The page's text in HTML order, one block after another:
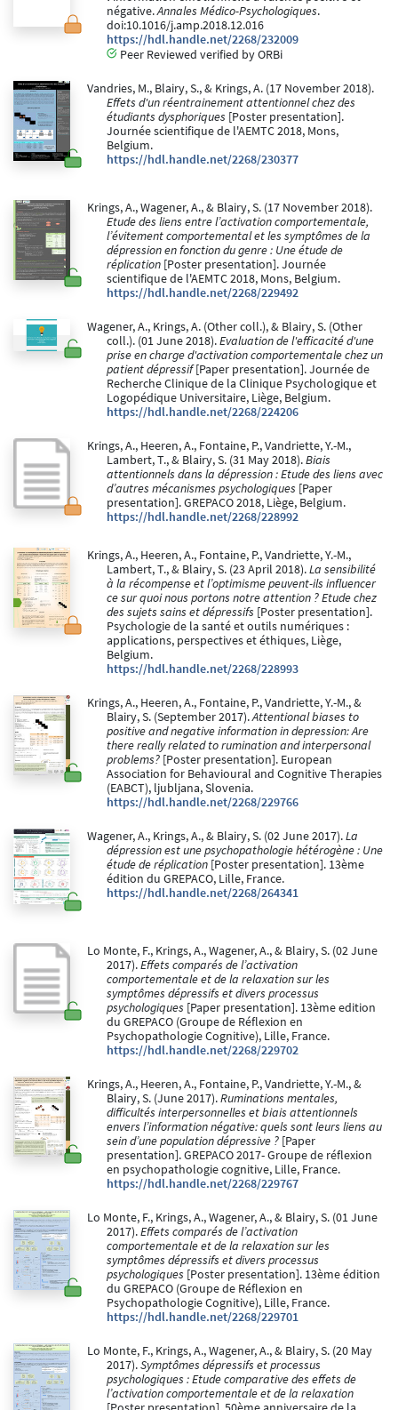
négative.Annales Médico-Psychologiques.
doi:10.1016/j.amp.2018.12.016
https://hdl.handle.net/2268/232009
Peer Reviewed verified by ORBi
Vandries, M., Blairy, S., & Krings, A. (17 November 2018).
Effets d'un réentrainement attentionnel chez des
étudiants dysphoriques [Poster presentation].
Journée scientifique de l'AEMTC 2018, Mons,
Belgium.
https://hdl.handle.net/2268/230377
Krings, A., Wagener, A., & Blairy, S. (17 November 2018).
Etude des liens entre l’activation comportementale,
l’évitement comportemental et les symptômes de la
dépression en fonction du genre : Une étude de
réplication [Poster presentation]. Journée
scientifique de l'AEMTC 2018, Mons, Belgium.
https://hdl.handle.net/2268/229492
Wagener, A., Krings, A. (Other coll.), & Blairy, S. (Other
coll.). (01 June 2018).Evaluation de l'efficacité d'une
prise en charge d'activation comportementale chez un
patient dépressif[Paper presentation]. Journée de
Recherche Clinique de la Clinique Psychologique et
Logopédique Universitaire, Liège, Belgium.
https://hdl.handle.net/2268/224206
Krings, A., Heeren, A., Fontaine, P., Vandriette, Y.-M.,
Lambert, T., & Blairy, S. (31 May 2018).Biais
attentionnels dans la dépression : Etude des liens avec
d’autres mécanismes psychologiques [Paper
presentation]. GREPACO 2018, Liège, Belgium.
https://hdl.handle.net/2268/228992
Krings, A., Heeren, A., Fontaine, P., Vandriette, Y.-M.,
Lambert, T., & Blairy, S. (23 April 2018).La sensibilité
à la récompense et l’optimisme peuvent-ils influencer
ce sur quoi nous portons notre attention ? Etude chez
des sujets sains et dépressifs [Poster presentation].
Psychologie de la santé et outils numériques :
applications, perspectives et éthiques, Liège,
Belgium.
https://hdl.handle.net/2268/228993
Krings, A., Heeren, A., Fontaine, P., Vandriette, Y.-M., &
Blairy, S. (September 2017).Attentional biases to
positive and negative information in depression: Are
there really related to rumination and interpersonal
problems? [Poster presentation]. European
Association for Behavioural and Cognitive Therapies
(EABCT), ljubljana, Slovenia.
https://hdl.handle.net/2268/229766
Wagener, A., Krings, A., & Blairy, S. (02 June 2017).La
dépression est une psychopathologie hétérogène : Une
étude de réplication [Poster presentation]. 13ème
édition du GREPACO, Lille, France.
https://hdl.handle.net/2268/264341
Lo Monte, F., Krings, A., Wagener, A., & Blairy, S. (02 June
2017).Effets comparés de l’activation
comportementale et de la relaxation sur les
symptômes dépressifs et divers processus
psychologiques [Paper presentation]. 13ème edition
du GREPACO (Groupe de Réflexion en
Psychopathologie Cognitive), Lille, France.
https://hdl.handle.net/2268/229702
Krings, A., Heeren, A., Fontaine, P., Vandriette, Y.-M., &
Blairy, S. (June 2017).Ruminations mentales,
difficultés interpersonnelles et biais attentionnels
envers l’information négative: quels sont leurs liens au
sein d’une population dépressive ? [Paper
presentation]. GREPACO 2017- Groupe de réflexion
en psychopathologie cognitive, Lille, France.
https://hdl.handle.net/2268/229767
Lo Monte, F., Krings, A., Wagener, A., & Blairy, S. (01 June
2017).Effets comparés de l’activation
comportementale et de la relaxation sur les
symptômes dépressifs et divers processus
psychologiques [Poster presentation]. 13ème édition
du GREPACO (Groupe de Réflexion en
Psychopathologie Cognitive), Lille, France.
https://hdl.handle.net/2268/229701
Lo Monte, F., Krings, A., Wagener, A., & Blairy, S. (20 May
2017).Symptômes dépressifs et processus
psychologiques : Etude comparative des effets de
l’activation comportementale et de la relaxation